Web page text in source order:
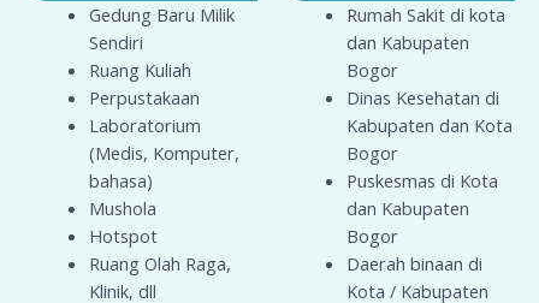
Gedung Baru Milik
Sendiri
Ruang Kuliah
Perpustakaan
Laboratorium
(Medis, Komputer,
bahasa)
Mushola
Hotspot
Ruang Olah Raga,
Klinik, dll
Rumah Sakit di kota
dan Kabupaten
Bogor
Dinas Kesehatan di
Kabupaten dan Kota
Bogor
Puskesmas di Kota
dan Kabupaten
Bogor
Daerah binaan di
Kota / Kabupaten